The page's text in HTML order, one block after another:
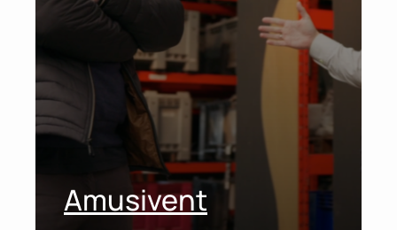
Amusivent